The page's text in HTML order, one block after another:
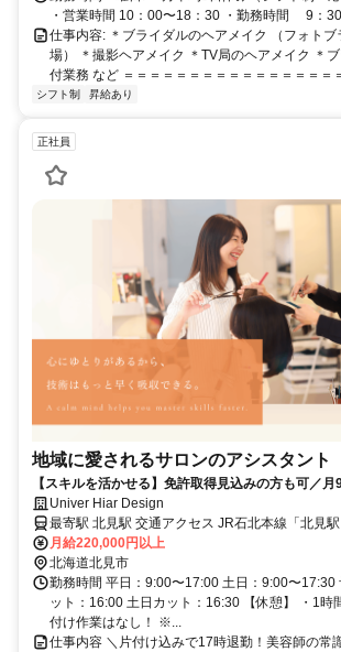
・営業時間 10：00〜18：30 ・勤務時間 9：
仕事内容: ＊ブライダルのヘアメイク （フォト
場） ＊撮影ヘアメイク ＊TV局のヘアメイク ＊
付業務 など ＝＝＝＝＝＝＝＝＝＝＝＝＝＝＝＝
シフト制 昇給あり
正社員
地域に愛されるサロンのアシスタント
【スキルを活かせる】免許取得見込みの方も可／
／残業ほぼなし／見た目の自由度高め
Univer Hiar Design
最寄駅 北見駅 交通アクセス JR石北本線「北見駅」より車で3分 ※上
記は本社へのアクセス情報です。
月給220,000円以上
北海道北見市
勤務時間 平日：9:00〜17:00 土日：9:00〜17:30
ット：16:00 土日カット：16:30 【休憩】 ・1
付け作業はなし！ ※...
仕事内容 ＼片付け込みで17時退勤！美容師の常